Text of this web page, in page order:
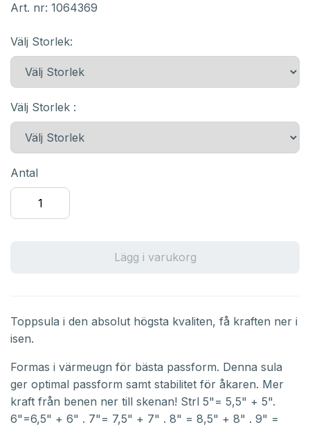
Art. nr: 1064369
Välj Storlek:
Välj Storlek :
Antal
Lägg i varukorg
Toppsula i den absolut högsta kvaliten, få kraften ner i
isen.
Formas i värmeugn för bästa passform. Denna sula
ger optimal passform samt stabilitet för åkaren. Mer
kraft från benen ner till skenan! Strl 5"= 5,5" + 5".
6"=6,5" + 6" . 7"= 7,5" + 7" . 8" = 8,5" + 8" . 9" =